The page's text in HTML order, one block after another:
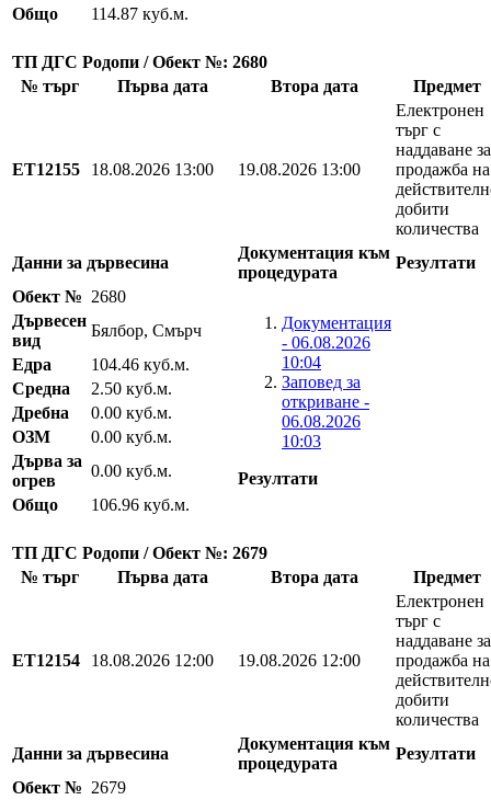
Общо
114.87 куб.м.
ТП ДГС Родопи / Обект №: 2680
№ търг
Първа дата Втора дата Предмет
EТ12155 18.08.2026 13:00 19.08.2026 13:00
Електронен
търг с
наддаване за
продажба на
добити
количества
Данни за дървесина
Документация към
процедурата
Резултати
Обект № 2680
Документация
- 06.08.2026
10:04
Заповед за
откриване -
06.08.2026
10:03
Резултати
Дървесен
вид
Бялбор, Смърч
Едра
104.46 куб.м.
Средна
2.50 куб.м.
Дребна
0.00 куб.м.
ОЗМ
0.00 куб.м.
Дърва за
огрев
0.00 куб.м.
Общо
106.96 куб.м.
ТП ДГС Родопи / Обект №: 2679
№ търг
Първа дата Втора дата Предмет
EТ12154 18.08.2026 12:00 19.08.2026 12:00
Електронен
търг с
наддаване за
продажба на
добити
количества
Данни за дървесина
Документация към
процедурата
Резултати
Обект № 2679